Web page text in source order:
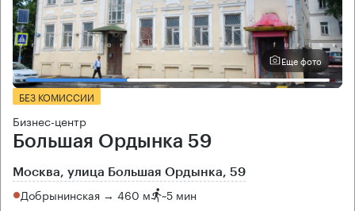
Еще фото
БЕЗ КОМИССИИ
Бизнес-центр
Большая Ордынка 59
Москва, улица Большая Ордынка, 59
Добрынинская → 460 м ~5 мин